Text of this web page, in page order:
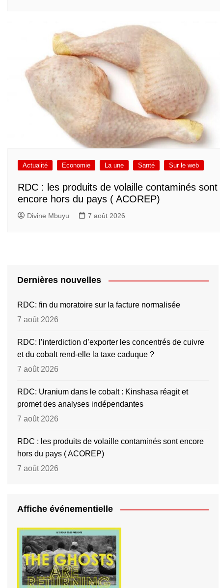
Actualité Economie La une Santé Sur le web
RDC : les produits de volaille contaminés sont
encore hors du pays ( ACOREP)
Divine Mbuyu 7 août 2026
Dernières nouvelles
RDC: fin du moratoire sur la facture normalisée
7 août 2026
RDC: l’interdiction d’exporter les concentrés de cuivre
et du cobalt rend-elle la taxe caduque ?
7 août 2026
RDC: Uranium dans le cobalt : Kinshasa réagit et
promet des analyses indépendantes
7 août 2026
RDC : les produits de volaille contaminés sont encore
hors du pays ( ACOREP)
7 août 2026
Affiche événementielle